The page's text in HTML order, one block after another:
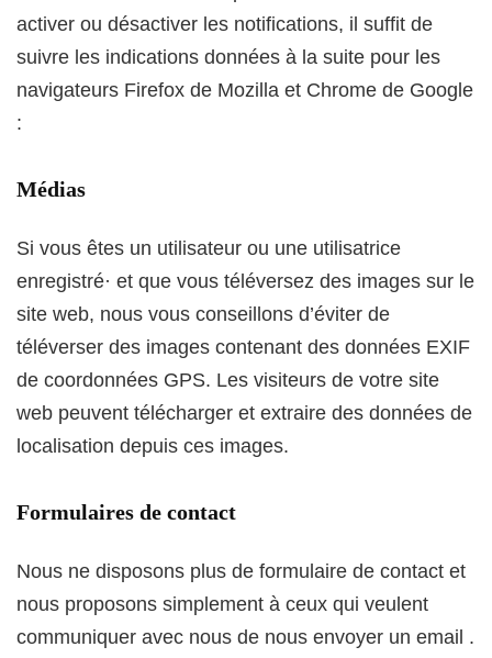
activer ou désactiver les notifications, il suffit de
suivre les indications données à la suite pour les
navigateurs Firefox de Mozilla et Chrome de Google
:
Médias
Si vous êtes un utilisateur ou une utilisatrice
enregistré· et que vous téléversez des images sur le
site web, nous vous conseillons d’éviter de
téléverser des images contenant des données EXIF
de coordonnées GPS. Les visiteurs de votre site
web peuvent télécharger et extraire des données de
localisation depuis ces images.
Formulaires de contact
Nous ne disposons plus de formulaire de contact et
nous proposons simplement à ceux qui veulent
communiquer avec nous de nous envoyer un email .